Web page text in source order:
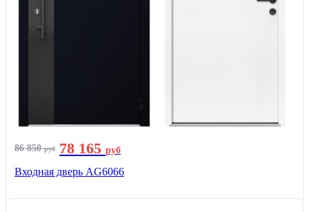
86 850руб 78 165 руб
Входная дверь AG6066